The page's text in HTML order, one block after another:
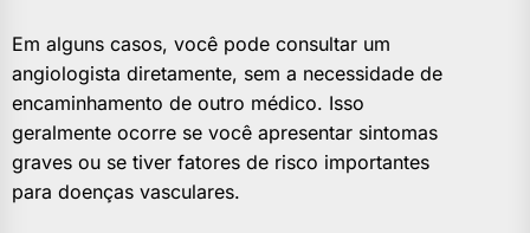
Em alguns casos, você pode consultar um
angiologista diretamente, sem a necessidade de
encaminhamento de outro médico. Isso
geralmente ocorre se você apresentar sintomas
graves ou se tiver fatores de risco importantes
para doenças vasculares.